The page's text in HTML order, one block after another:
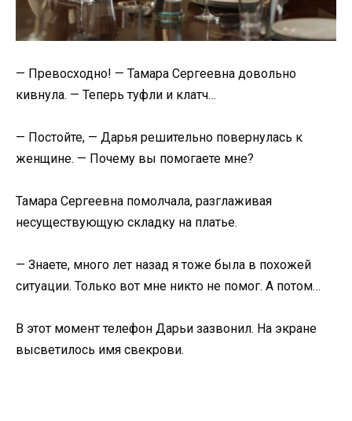
— Превосходно! — Тамара Сергеевна довольно
кивнула. — Теперь туфли и клатч…
— Постойте, — Дарья решительно повернулась к
женщине. — Почему вы помогаете мне?
Тамара Сергеевна помолчала, разглаживая
несуществующую складку на платье.
— Знаете, много лет назад я тоже была в похожей
ситуации. Только вот мне никто не помог. А потом…
В этот момент телефон Дарьи зазвонил. На экране
высветилось имя свекрови.